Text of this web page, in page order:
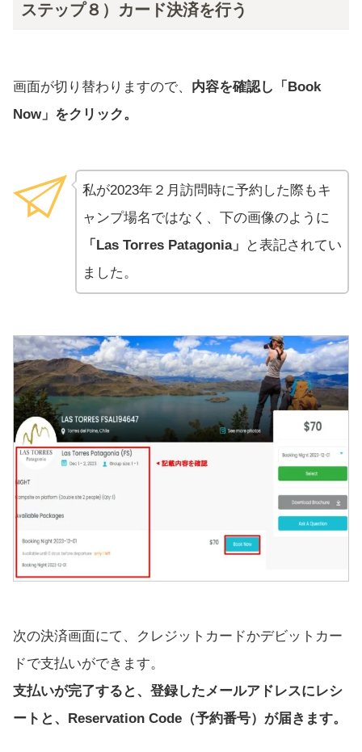
ステップ８）カード決済を行う
画面が切り替わりますので、 内容を確認し「Book
Now」をクリック。
私が2023年２月訪問時に予約した際もキ
ャンプ場名ではなく、下の画像のように
「Las Torres Patagonia」
と表記されてい
ました。
次の決済画面にて、クレジットカードかデビットカー
ドで支払いができます。
支払いが完了すると、登録したメールアドレスにレシ
ートと、Reservation Code（予約番号）が届きます。